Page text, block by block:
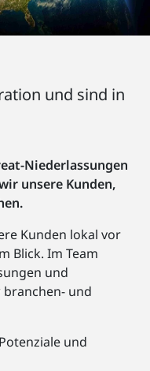
und sind in
Niederlassungen
unsere Kunden,
Kunden lokal vor
Blick. Im Team
und
und
und